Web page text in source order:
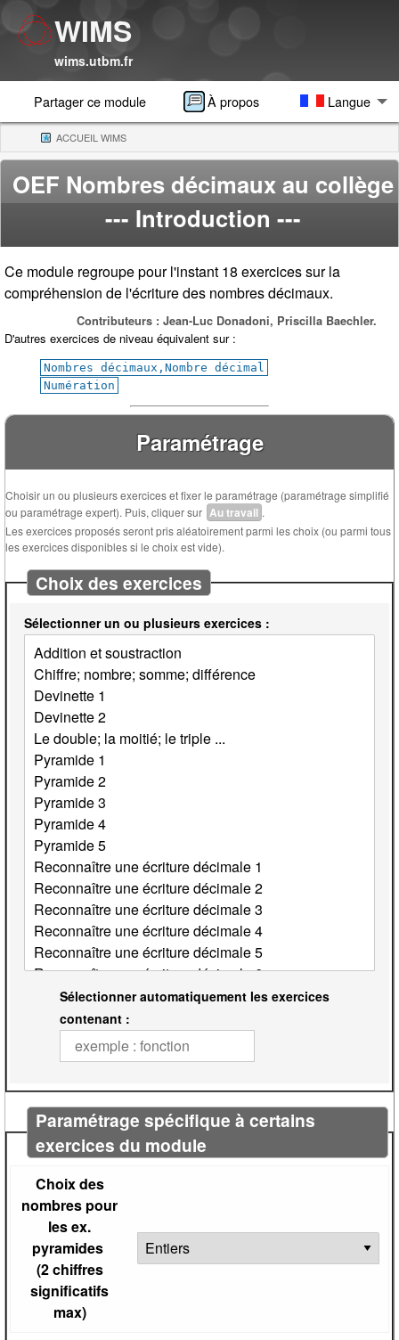
WIMS
wims.utbm.fr
Partager ce module À propos Langue
ACCUEIL WIMS(CURRENT)
OEF Nombres décimaux au collège
--- Introduction ---
Ce module regroupe pour l'instant 18 exercices sur la
compréhension de l'écriture des nombres décimaux.
Contributeurs : Jean-Luc Donadoni, Priscilla Baechler.
D'autres exercices de niveau équivalent sur :
Nombres décimaux,Nombre décimal
Numération
Paramétrage
Choisir un ou plusieurs exercices et fixer le paramétrage (paramétrage simplifié
ou paramétrage expert). Puis, cliquer sur Au travail .
Les exercices proposés seront pris aléatoirement parmi les choix (ou parmi tous
les exercices disponibles si le choix est vide).
Choix des exercices
Sélectionner un ou plusieurs exercices :
Sélectionner automatiquement les exercices
contenant :
Paramétrage spécifique à certains
exercices du module
Choix des
nombres pour
les ex.
pyramides
(2 chiffres
significatifs
max)